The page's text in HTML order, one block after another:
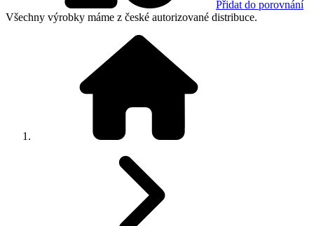
Přidat do porovnání
Všechny výrobky máme z české autorizované distribuce.